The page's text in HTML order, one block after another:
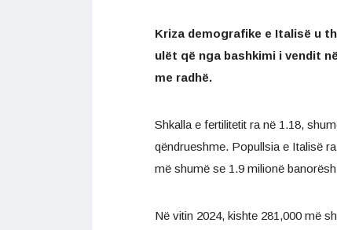
Kriza demografike e Italisë u
ulët që nga bashkimi i vendit
me radhë.
Shkalla e fertilitetit ra në 1.18,
qëndrueshme. Popullsia e Italisë
më shumë se 1.9 milionë
Në vitin 2024, kishte 281,000 më